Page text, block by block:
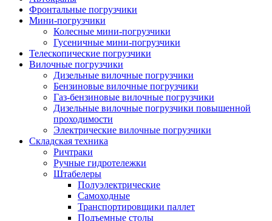
Фронтальные погрузчики
Мини-погрузчики
Колесные мини-погрузчики
Гусеничные мини-погрузчики
Телескопические погрузчики
Вилочные погрузчики
Дизельные вилочные погрузчики
Бензиновые вилочные погрузчики
Газ-бензиновые вилочные погрузчики
Дизельные вилочные погрузчики повышенной
проходимости
Электрические вилочные погрузчики
Складская техника
Ричтраки
Ручные гидротележки
Штабелеры
Полуэлектрические
Самоходные
Транспортировщики паллет
Подъемные столы